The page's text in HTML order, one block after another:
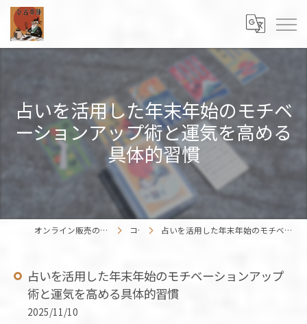
占いを活用した年末年始のモチベ
ーションアップ術と運気を高める
具体的習慣
オンライン販売の占いカードはENISHIWORK コラム 占いを活用した年末年始のモチベーションアップ術と運気を高める具体的習慣
占いを活用した年末年始のモチベーションアップ
術と運気を高める具体的習慣
2025/11/10